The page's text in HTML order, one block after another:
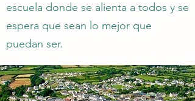
escuela donde se alienta a todos y se
espera que sean lo mejor que
puedan ser.